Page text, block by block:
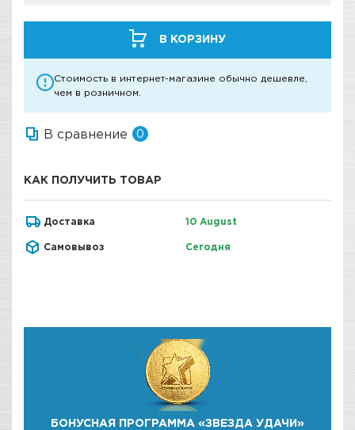
В КОРЗИНУ
Стоимость в интернет-магазине обычно дешевле,
чем в розничном.
В сравнение 0
КАК ПОЛУЧИТЬ ТОВАР
Доставка 10 August
Самовывоз Сегодня
БОНУСНАЯ ПРОГРАММА «ЗВЕЗДА УДАЧИ»